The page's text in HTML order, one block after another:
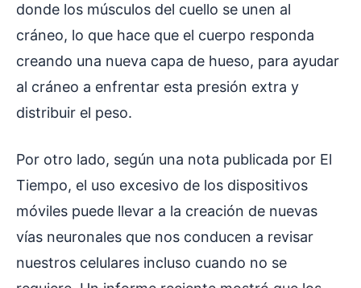
donde los músculos del cuello se unen al
cráneo, lo que hace que el cuerpo responda
creando una nueva capa de hueso, para ayudar
al cráneo a enfrentar esta presión extra y
distribuir el peso.
Por otro lado, según una nota publicada por El
Tiempo, el uso excesivo de los dispositivos
móviles puede llevar a la creación de nuevas
vías neuronales que nos conducen a revisar
nuestros celulares incluso cuando no se